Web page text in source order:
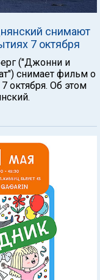
снимают
7 октября
("Джонни и
снимает фильм о
октября. Об этом